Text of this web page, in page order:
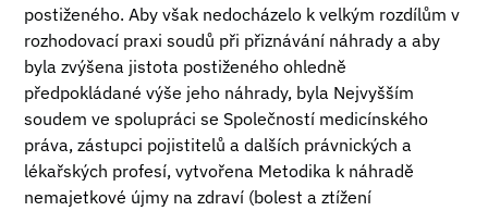
postiženého. Aby však nedocházelo k velkým rozdílům v
rozhodovací praxi soudů při přiznávání náhrady a aby
byla zvýšena jistota postiženého ohledně
předpokládané výše jeho náhrady, byla Nejvyšším
soudem ve spolupráci se Společností medicínského
práva, zástupci pojistitelů a dalších právnických a
lékařských profesí, vytvořena Metodika k náhradě
nemajetkové újmy na zdraví (bolest a ztížení